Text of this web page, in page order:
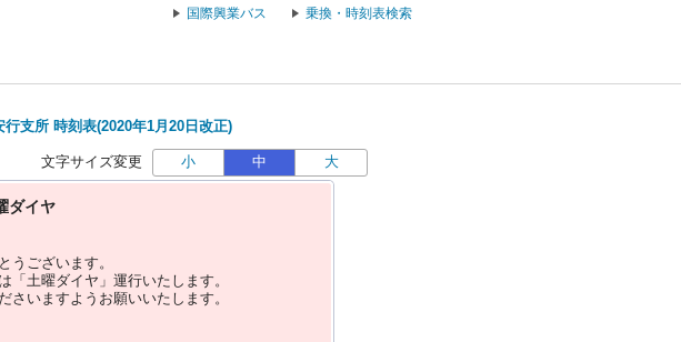
国際興業バス 乗換・時刻表検索
行支所 時刻表(2020年1月20日改正)
文字サイズ変更 小 中 大
ダイヤ
うございます。
土曜ダイヤ」運行いたします。
いますようお願いいたします。